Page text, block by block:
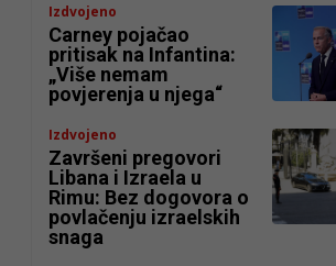
Izdvojeno
Carney pojačao
pritisak na Infantina:
„Više nemam
povjerenja u njega“
Izdvojeno
Završeni pregovori
Libana i Izraela u
Rimu: Bez dogovora o
povlačenju izraelskih
snaga